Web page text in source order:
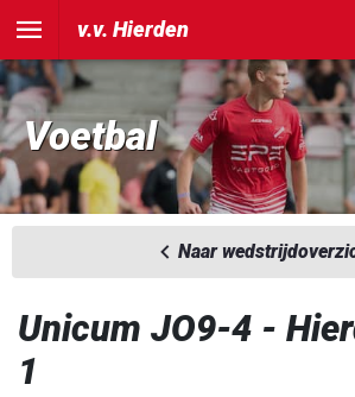
v.v. Hierden
Voetbal
Naar
Unicum JO9-4 -
1